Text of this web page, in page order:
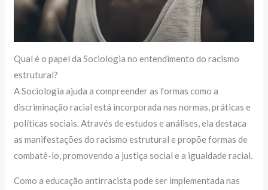
Qual é o papel da Sociologia no entendimento do racismo
estrutural?
A Sociologia ajuda a compreender as formas como a
discriminação racial está incorporada nas normas, práticas e
políticas sociais. Através de estudos e análises, ela destaca
as manifestações do racismo estrutural e propõe formas de
combatê-lo, promovendo a justiça social e a igualdade racial.
Como a educação antirracista pode ser implementada nas